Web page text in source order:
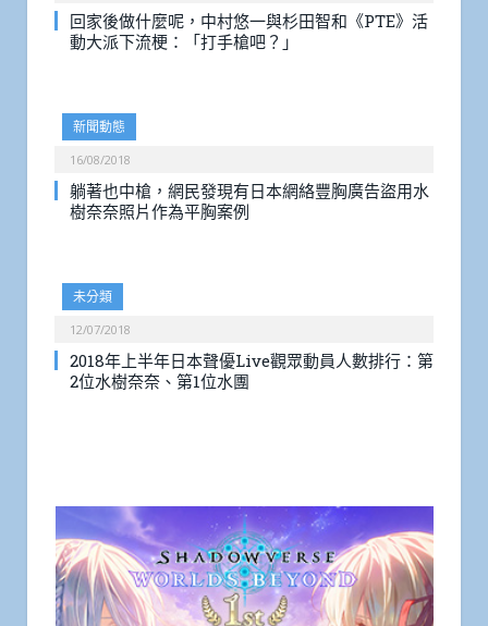
回家後做什麼呢，中村悠一與杉田智和《PTE》活
動大派下流梗：「打手槍吧？」
新聞動態
16/08/2018
躺著也中槍，網民發現有日本網絡豐胸廣告盜用水
樹奈奈照片作為平胸案例
未分類
12/07/2018
2018年上半年日本聲優Live觀眾動員人數排行：第
2位水樹奈奈、第1位水團